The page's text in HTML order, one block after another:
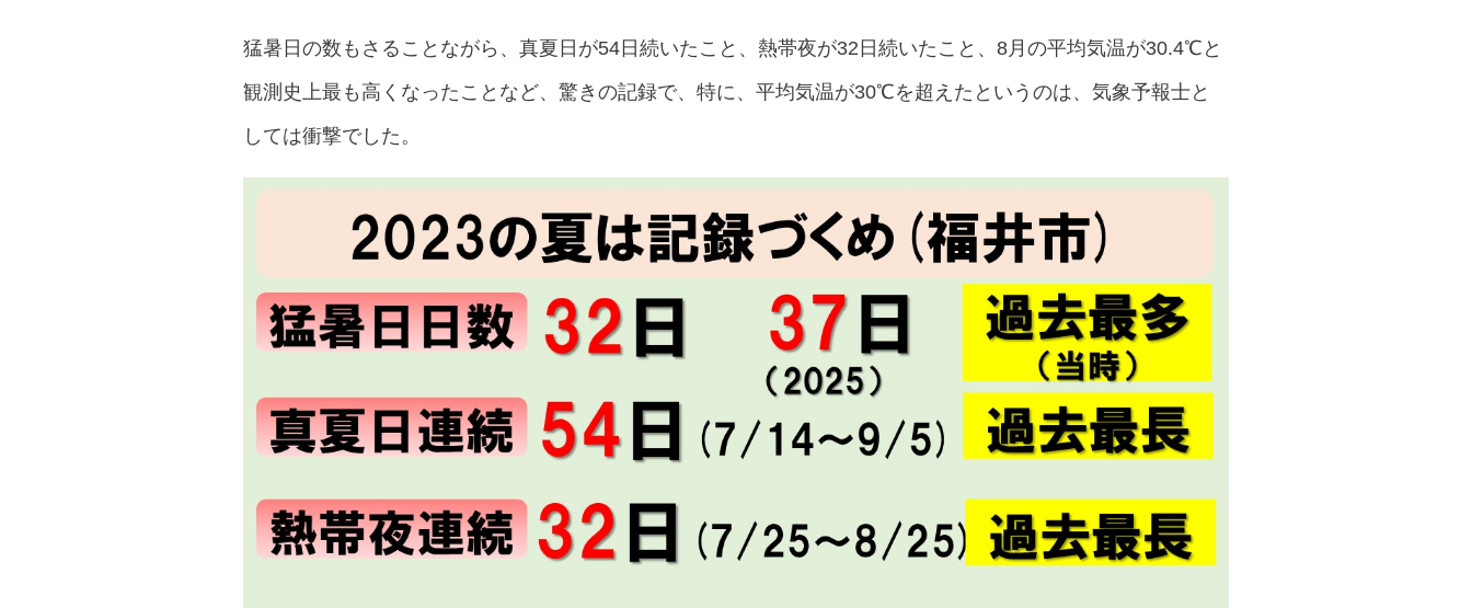
猛暑日の数もさることながら、真夏日が54日続いたこと、熱帯夜が32日続いたこと、8月の平均気温が30.4℃と
観測史上最も高くなったことなど、驚きの記録で、特に、平均気温が30℃を超えたというのは、気象予報士と
しては衝撃でした。